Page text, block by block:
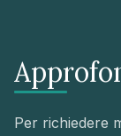
Per richiedere